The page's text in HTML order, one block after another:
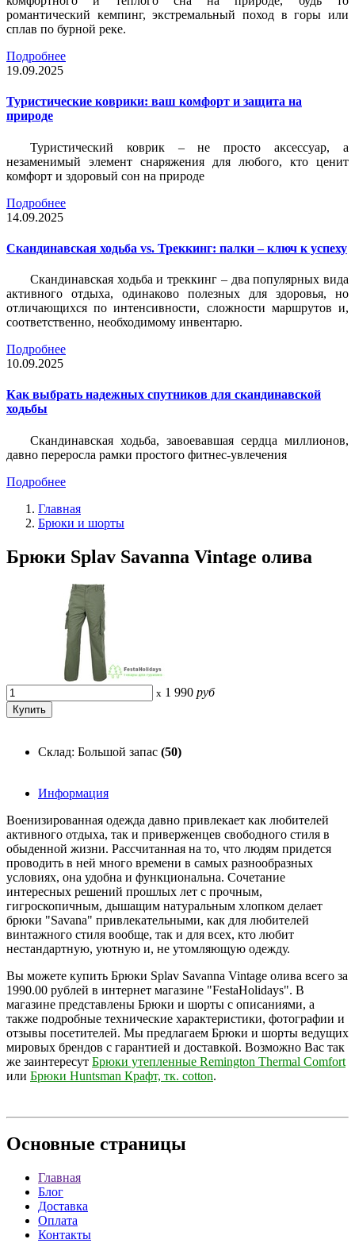
романтический кемпинг, экстремальный поход в горы или
сплав по бурной реке.
Подробнее
19.09.2025
Туристические коврики: ваш комфорт и защита на
природе
Туристический коврик – не просто аксессуар, а
незаменимый элемент снаряжения для любого, кто ценит
комфорт и здоровый сон на природе
Подробнее
14.09.2025
Скандинавская ходьба vs. Треккинг: палки – ключ к успеху
Скандинавская ходьба и треккинг – два популярных вида
активного отдыха, одинаково полезных для здоровья, но
отличающихся по интенсивности, сложности маршрутов и,
соответственно, необходимому инвентарю.
Подробнее
10.09.2025
Как выбрать надежных спутников для скандинавской
ходьбы
Скандинавская ходьба, завоевавшая сердца миллионов,
давно переросла рамки простого фитнес-увлечения
Подробнее
Главная
Брюки и шорты
Брюки Splav Savanna Vintage олива
x 1 990 руб
Склад: Большой запас (50)
Информация
Военизированная одежда давно привлекает как любителей
активного отдыха, так и приверженцев свободного стиля в
обыденной жизни. Рассчитанная на то, что людям придется
проводить в ней много времени в самых разнообразных
условиях, она удобна и функциональна. Сочетание
интересных решений прошлых лет с прочным,
гигроскопичным, дышащим натуральным хлопком делает
брюки "Savana" привлекательными, как для любителей
винтажного стиля вообще, так и для всех, кто любит
нестандартную, уютную и, не утомляющую одежду.
Вы можете купить Брюки Splav Savanna Vintage олива всего за
1990.00 рублей в интернет магазине "FestaHolidays". В
магазине представлены Брюки и шорты с описаниями, а
также подробные технические характеристики, фотографии и
отзывы посетителей. Мы предлагаем Брюки и шорты ведущих
мировых брендов с гарантией и доставкой. Возможно Вас так
же заинтересут Брюки утепленные Remington Thermal Comfort
или Брюки Huntsman Крафт, тк. cotton.
Основные страницы
Главная
Блог
Доставка
Оплата
Контакты